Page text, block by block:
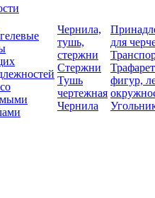
Чернила,
тушь,
стержни
Стержни
Тушь
чертежная
Чернила
для
фигур,